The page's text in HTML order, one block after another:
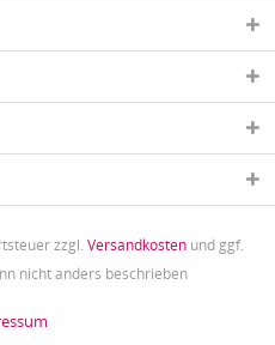
zzgl. Versandkosten und ggf.
nicht anders beschrieben